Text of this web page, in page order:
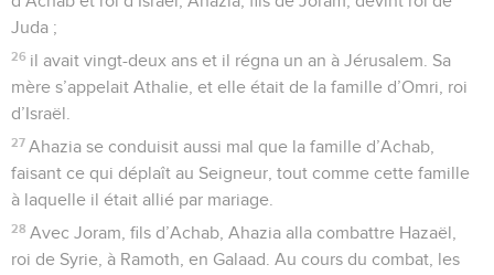
Juda ;
26 il avait vingt-deux ans et il régna un an à Jérusalem. Sa
mère s’appelait Athalie, et elle était de la famille d’Omri, roi
d’Israël.
27 Ahazia se conduisit aussi mal que la famille d’Achab,
faisant ce qui déplaît au Seigneur, tout comme cette famille
à laquelle il était allié par mariage.
28 Avec Joram, fils d’Achab, Ahazia alla combattre Hazaël,
roi de Syrie, à Ramoth, en Galaad. Au cours du combat, les